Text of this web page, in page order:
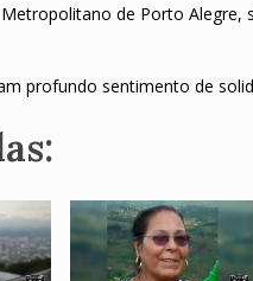
de Porto Alegre,
profundo sentimento de